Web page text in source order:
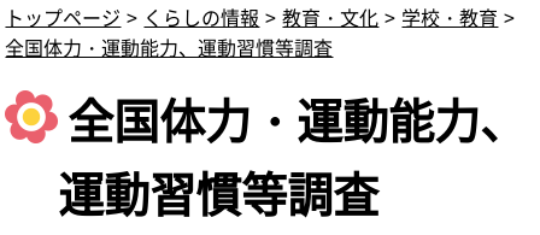
トップページ くらしの情報 教育・文化
学校・教育
全国体力・運動能力、運動習慣等調査
全国体力・運動能力、
運動習慣等調査